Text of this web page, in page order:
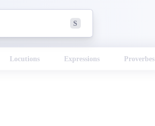
S
Locutions Expressions Proverbes